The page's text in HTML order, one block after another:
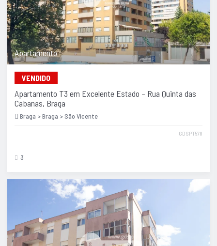
Apartamento
VENDIDO
Apartamento T3 em Excelente Estado – Rua Quinta das
Cabanas, Braga
Braga > Braga > São Vicente
GDSPT578
3